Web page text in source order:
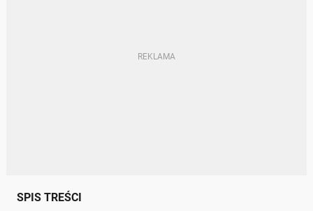
SPIS TREŚCI